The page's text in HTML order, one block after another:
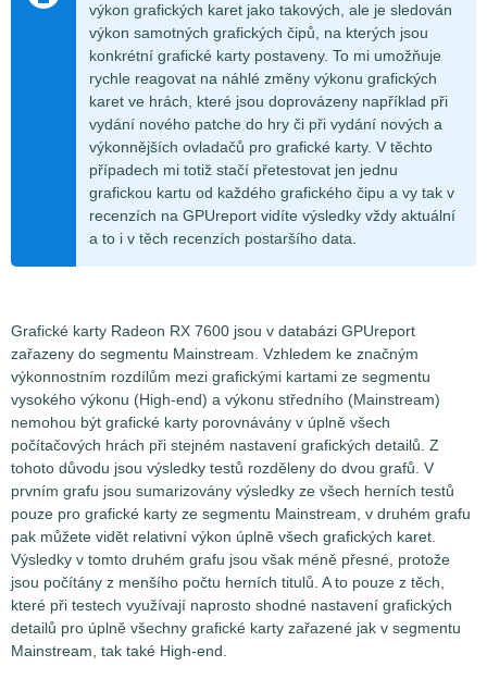
výkon grafických karet jako takových, ale je sledován
výkon samotných grafických čipů, na kterých jsou
konkrétní grafické karty postaveny. To mi umožňuje
rychle reagovat na náhlé změny výkonu grafických
karet ve hrách, které jsou doprovázeny například při
vydání nového patche do hry či při vydání nových a
výkonnějších ovladačů pro grafické karty. V těchto
případech mi totiž stačí přetestovat jen jednu
grafickou kartu od každého grafického čipu a vy tak v
recenzích na GPUreport vidíte výsledky vždy aktuální
a to i v těch recenzích postaršího data.
Grafické karty Radeon RX 7600 jsou v databázi GPUreport
zařazeny do segmentu Mainstream. Vzhledem ke značným
výkonnostním rozdílům mezi grafickými kartami ze segmentu
vysokého výkonu (High-end) a výkonu středního (Mainstream)
nemohou být grafické karty porovnávány v úplně všech
počítačových hrách při stejném nastavení grafických detailů. Z
tohoto důvodu jsou výsledky testů rozděleny do dvou grafů. V
prvním grafu jsou sumarizovány výsledky ze všech herních testů
pouze pro grafické karty ze segmentu Mainstream, v druhém grafu
pak můžete vidět relativní výkon úplně všech grafických karet.
Výsledky v tomto druhém grafu jsou však méně přesné, protože
jsou počítány z menšího počtu herních titulů. A to pouze z těch,
které při testech využívají naprosto shodné nastavení grafických
detailů pro úplně všechny grafické karty zařazené jak v segmentu
Mainstream, tak také High-end.